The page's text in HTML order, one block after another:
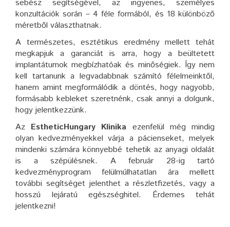
sebész segítségével, az ingyenes, személyes
konzultációk során – 4 féle formából, és 18 különböző
méretből választhatnak.
A természetes, esztétikus eredmény mellett tehát
megkapjuk a garanciát is arra, hogy a beültetett
implantátumok megbízhatóak és minőségiek. Így nem
kell tartanunk a legvadabbnak számító félelmeinktől,
hanem amint megformálódik a döntés, hogy nagyobb,
formásabb kebleket szeretnénk, csak annyi a dolgunk,
hogy jelentkezzünk.
Az EstheticHungary Klinika ezenfelül még mindig
olyan kedvezményekkel várja a pácienseket, melyek
mindenki számára könnyebbé tehetik az anyagi oldalát
is a szépülésnek. A február 28-ig tartó
kedvezményprogram felülmúlhatatlan ára mellett
további segítséget jelenthet a részletfizetés, vagy a
hosszú lejáratú egészséghitel. Érdemes tehát
jelentkezni!